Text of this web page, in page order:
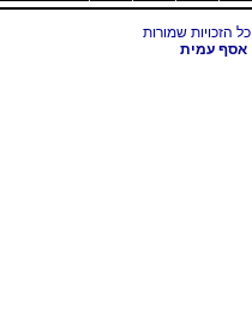
אסף עמית